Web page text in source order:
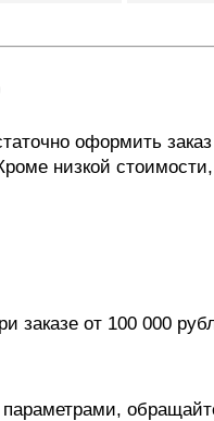
оформить
низкой
заказе от 100 000